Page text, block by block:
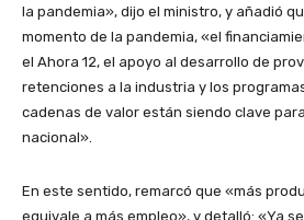
la pandemia», dijo el ministro, y añadió
momento de la pandemia, «el
el Ahora 12, el apoyo al desarrollo de
retenciones a la industria y los
cadenas de valor están siendo clave
nacional».
En este sentido, remarcó que «más
equivale a más empleo», y detalló: «Ya